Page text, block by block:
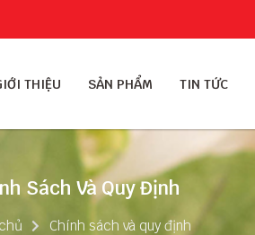
THIỆU SẢN PHẨM TIN TỨC
Sách Và Quy Định
Chính sách và quy định